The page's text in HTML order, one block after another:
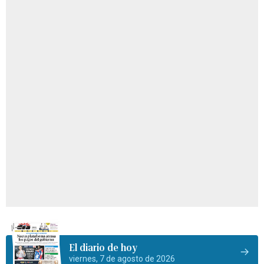
El diario de hoy
viernes, 7 de agosto de 2026